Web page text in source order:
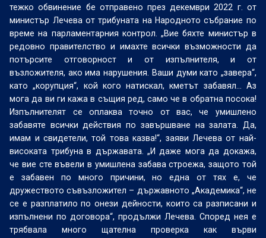
тежко обвинение бе отправено през декември 2022 г. от
министър Лечева от трибуната на Народното събрание по
време на парламентарния контрол. „Вие бяхте министър в
редовно правителство и имахте всички възможности да
потърсите отговорност и от изпълнителя, и от
възложителя, ако има нарушения. Ваши думи като „завера“,
като „корупция“, кой кого натискал, кметът забавял… Аз
мога да ви ги кажа в същия ред, само че в обратна посока!
Изпълнителят се оплаква точно от вас, че умишлено
забавяте всички действия по завършване на залата. Да,
имам и свидетели, той това казва!“, заяви Лечева от най-
високата трибуна в държавата. „И даже мога да докажа,
че вие сте въвели в умишлена забава строежа, защото той
е забавен по много причини, но една от тях е, че
дружеството съвъзложител – държавното „Академика“, не
се е разплатило по онези дейности, които са разписани и
изпълнени по договора“, продължи Лечева. Според нея е
трябвала много щателна проверка как върви